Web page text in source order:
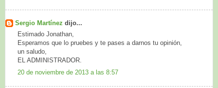
Sergio Martínez dijo...
Estimado Jonathan,
Esperamos que lo pruebes y te pases a darnos tu opinión,
un saludo,
EL ADMINISTRADOR.
20 de noviembre de 2013 a las 8:57